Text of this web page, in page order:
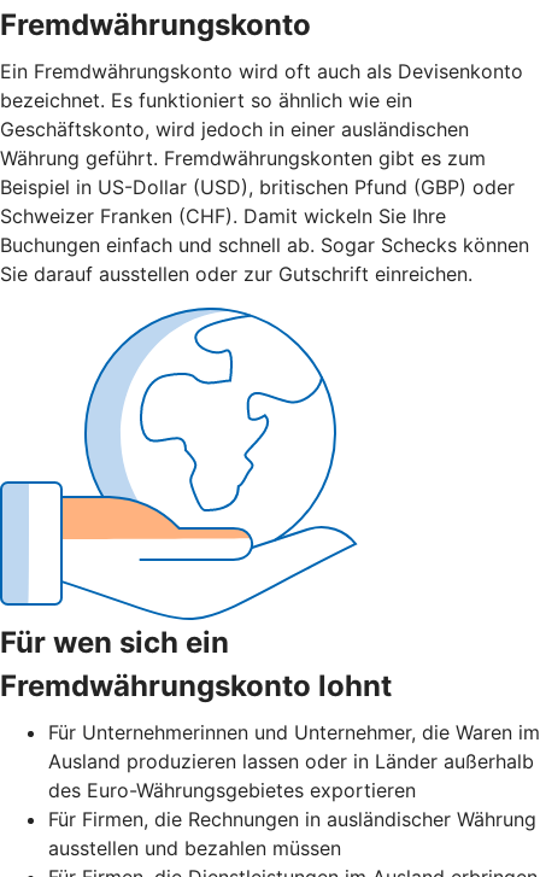
Fremdwährungskonto
Ein Fremdwährungskonto wird oft auch als Devisenkonto
bezeichnet. Es funktioniert so ähnlich wie ein
Geschäftskonto, wird jedoch in einer ausländischen
Währung geführt. Fremdwährungskonten gibt es zum
Beispiel in US-Dollar (USD), britischen Pfund (GBP) oder
Schweizer Franken (CHF). Damit wickeln Sie Ihre
Buchungen einfach und schnell ab. Sogar Schecks können
Sie darauf ausstellen oder zur Gutschrift einreichen.
Für wen sich ein
Fremdwährungskonto lohnt
Für Unternehmerinnen und Unternehmer, die Waren im
Ausland produzieren lassen oder in Länder außerhalb
des Euro-Währungsgebietes exportieren
Für Firmen, die Rechnungen in ausländischer Währung
ausstellen und bezahlen müssen